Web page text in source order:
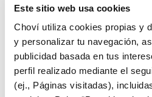
Este sitio web usa cookies
Choví utiliza cookies propias y
y personalizar tu navegación,
publicidad basada en tus
perfil realizado mediante el
(ej., Páginas visitadas),
Si te dejas caer por allí y no
por sulasaña de espelta con
ajo negro
o por su riquísimo
Alma Libre Açaí Bar